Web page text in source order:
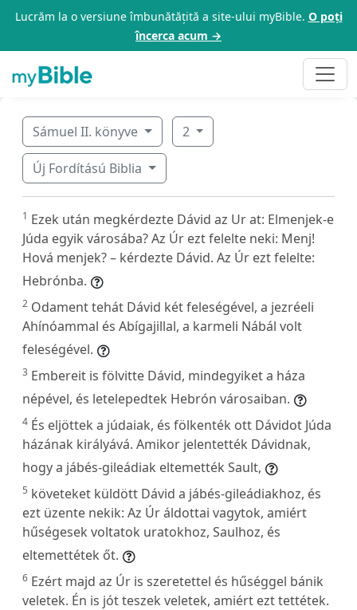
Lucrăm la o versiune îmbunătățită a site-ului myBible. O poți
încerca acum →
Sámuel II. könyve 2
Új Fordítású Biblia
1 Ezek után megkérdezte Dávid az Ur at: Elmenjek-e
Júda egyik városába? Az Úr ezt felelte neki: Menj!
Hová menjek? – kérdezte Dávid. Az Úr ezt felelte:
Hebrónba.
2 Odament tehát Dávid két feleségével, a jezréeli
Ahínóammal és Abígajillal, a karmeli Nábál volt
feleségével.
3 Embereit is fölvitte Dávid, mindegyiket a háza
népével, és letelepedtek Hebrón városaiban.
4 És eljöttek a júdaiak, és fölkenték ott Dávidot Júda
házának királyává. Amikor jelentették Dávidnak,
hogy a jábés-gileádiak eltemették Sault,
5 követeket küldött Dávid a jábés-gileádiakhoz, és
ezt üzente nekik: Az Úr áldottai vagytok, amiért
hűségesek voltatok uratokhoz, Saulhoz, és
eltemettétek őt.
6 Ezért majd az Úr is szeretettel és hűséggel bánik
veletek. Én is jót teszek veletek, amiért ezt tettétek.